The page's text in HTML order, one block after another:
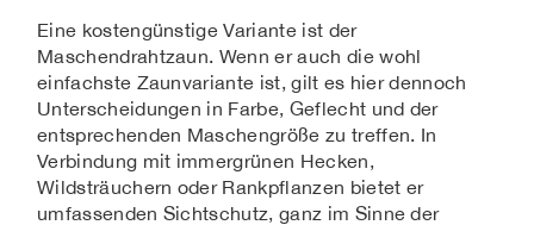
Eine kostengünstige Variante ist der
Maschendrahtzaun. Wenn er auch die wohl
einfachste Zaunvariante ist, gilt es hier dennoch
Unterscheidungen in Farbe, Geflecht und der
entsprechenden Maschengröße zu treffen. In
Verbindung mit immergrünen Hecken,
Wildsträuchern oder Rankpflanzen bietet er
umfassenden Sichtschutz, ganz im Sinne der